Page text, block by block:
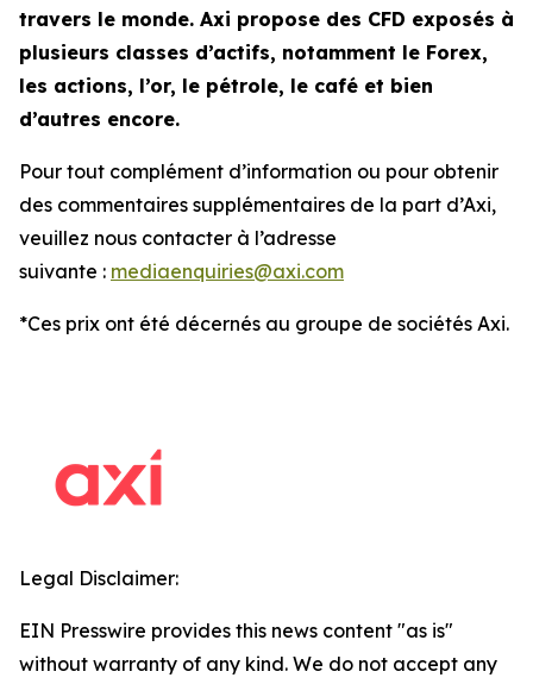
travers le monde. Axi propose des CFD exposés à
plusieurs classes d’actifs, notamment le Forex,
les actions, l’or, le pétrole, le café et bien
d’autres encore.
Pour tout complément d’information ou pour obtenir
des commentaires supplémentaires de la part d’Axi,
veuillez nous contacter à l’adresse
suivante : mediaenquiries@axi.com
*Ces prix ont été décernés au groupe de sociétés Axi.
Legal Disclaimer:
EIN Presswire provides this news content "as is"
without warranty of any kind. We do not accept any